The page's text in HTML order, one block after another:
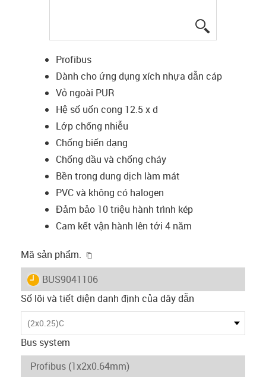
Profibus
Dành cho ứng dụng xích nhựa dẫn cáp
Vỏ ngoài PUR
Hệ số uốn cong 12.5 x d
Lớp chống nhiễu
Chống biến dạng
Chống dầu và chống cháy
Bền trong dung dịch làm mát
PVC và không có halogen
Đảm bảo 10 triệu hành trình kép
Cam kết vận hành lên tới 4 năm
Mã sản phẩm.
igus-icon-lieferzeit
BUS9041106
Số lõi và tiết diện danh định của dây dẫn
(2x0.25)C
Bus system